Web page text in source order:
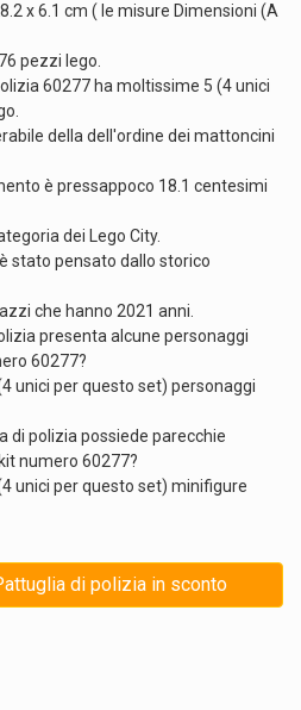
x 6.1 cm ( le misure Dimensioni (A
pezzi lego.
60277 ha moltissime 5 (4 unici
della dell'ordine dei mattoncini
è pressappoco 18.1 centesimi
dei Lego City.
stato pensato dallo storico
che hanno 2021 anni.
presenta alcune personaggi
60277?
unici per questo set) personaggi
di polizia possiede parecchie
numero 60277?
unici per questo set) minifigure
di polizia in sconto